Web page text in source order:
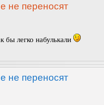
не переносят
бы легко набулькали
не переносят